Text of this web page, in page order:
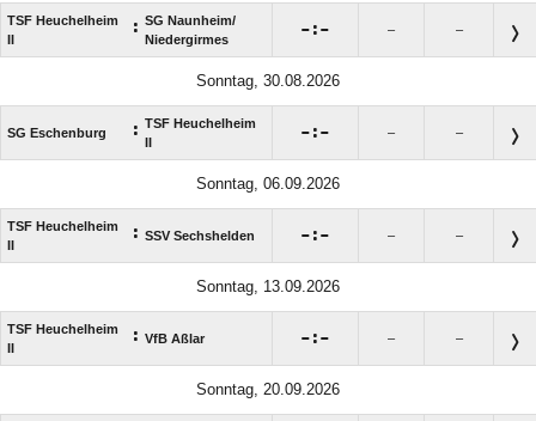
TSF Heuchelheim
II
: SG Naunheim/​
Niedergirmes
: – –
Sonntag, 30.08.2026
SG Eschenburg : TSF Heuchelheim
II
: – –
Sonntag, 06.09.2026
TSF Heuchelheim
II
: SSV Sechshelden : – –
Sonntag, 13.09.2026
TSF Heuchelheim
II
: VfB Aßlar : – –
Sonntag, 20.09.2026